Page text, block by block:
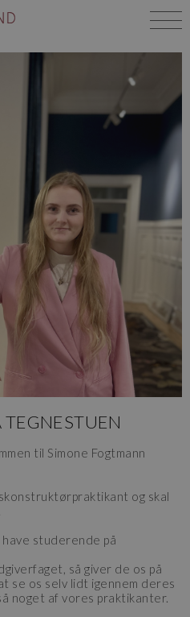
til Simone Fogtmann
og skal
studerende på
så giver de os på
se os selv lidt igennem deres
noget af vores praktikanter.